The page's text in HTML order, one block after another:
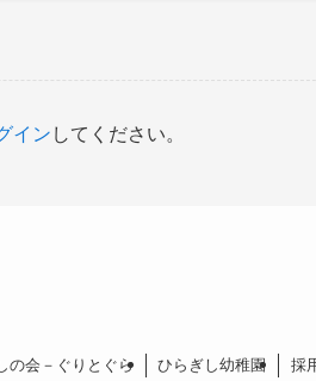
イン してください。
の会－ぐりとぐら ひらぎし幼稚園 採